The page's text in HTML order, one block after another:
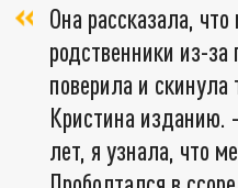
Она рассказала,
родственники из-
поверила и скинула
Кристина изданию.
лет, я узнала, что